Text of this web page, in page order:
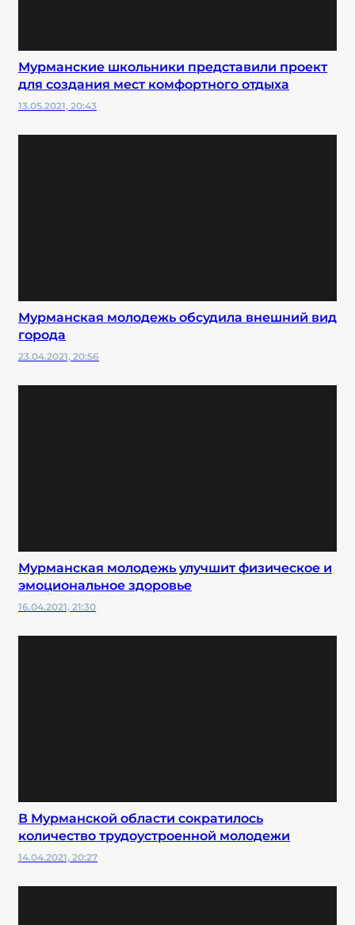
Мурманские школьники представили проект
для создания мест комфортного отдыха
13.05.2021, 20:43
Мурманская молодежь обсудила внешний вид
города
23.04.2021, 20:56
Мурманская молодежь улучшит физическое и
эмоциональное здоровье
16.04.2021, 21:30
В Мурманской области сократилось
количество трудоустроенной молодежи
14.04.2021, 20:27